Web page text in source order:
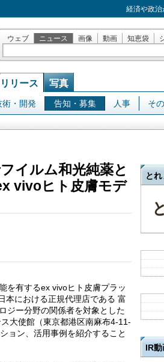
経済や政
ウェブ ニュース 画像 動画 知恵袋
リリース 写真
術・開発 告知・募集 人事 そ
イルム和光純薬と
vivoヒト皮膚モデ
を有するex vivoヒト皮膚プラッ
本における正規代理店である 富
ジー分野の関係者を対象とした
大使館（東京都港区南麻布4-11-
ョン、活用事例を紹介すること
とれ
IR動